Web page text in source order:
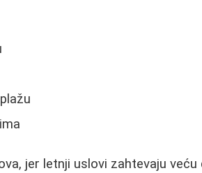
jer letnji uslovi zahtevaju